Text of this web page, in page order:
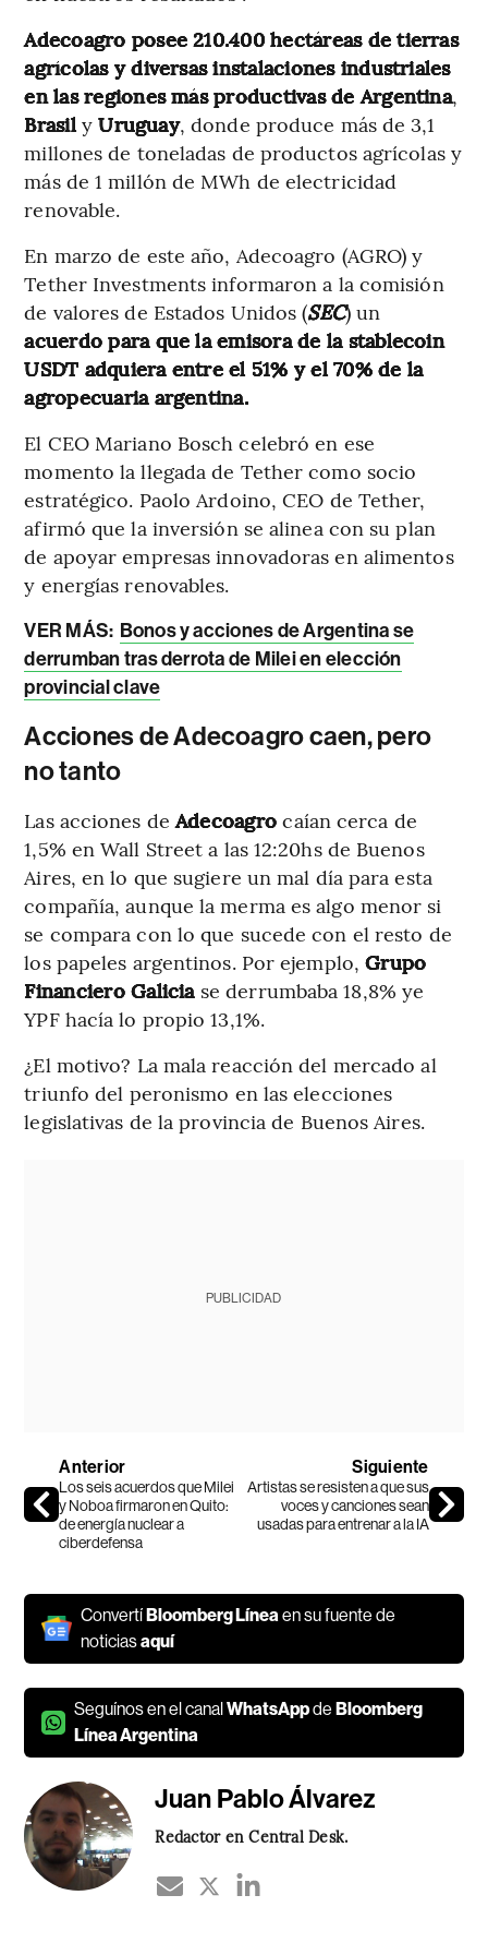
Adecoagro posee 210.400 hectáreas de tierras
agrícolas y diversas instalaciones industriales
en las regiones más productivas de Argentina,
BrasilyUruguay, donde produce más de 3,1
millones de toneladas de productos agrícolas y
más de 1 millón de MWh de electricidad
renovable.
En marzo de este año, Adecoagro (AGRO) y
Tether Investments informaron a la comisión
de valores de Estados Unidos (SEC) un
acuerdo para que la emisora de la stablecoin
USDT adquiera entre el 51% y el 70% de la
agropecuaria argentina.
El CEO Mariano Bosch celebró en ese
momento la llegada de Tether como socio
estratégico. Paolo Ardoino, CEO de Tether,
afirmó que la inversión se alinea con su plan
de apoyar empresas innovadoras en alimentos
y energías renovables.
VER MÁS: Bonos y acciones de Argentina se
derrumban tras derrota de Milei en elección
provincial clave
Acciones de Adecoagro caen, pero
no tanto
Las acciones deAdecoagrocaían cerca de
1,5% en Wall Street a las 12:20hs de Buenos
Aires, en lo que sugiere un mal día para esta
compañía, aunque la merma es algo menor si
se compara con lo que sucede con el resto de
los papeles argentinos. Por ejemplo,Grupo
Financiero Galicia se derrumbaba 18,8% ye
YPF hacía lo propio 13,1%.
¿El motivo? La mala reacción del mercado al
triunfo del peronismo en las elecciones
legislativas de la provincia de Buenos Aires.
PUBLICIDAD
Anterior
Los seis acuerdos que Milei
y Noboa firmaron en Quito:
de energía nuclear a
ciberdefensa
Siguiente
Artistas se resisten a que sus
voces y canciones sean
usadas para entrenar a la IA
ConvertíBloomberg Línea en su fuente de
noticiasaquí
Seguínos en el canalWhatsAppdeBloomberg
Línea Argentina
Juan Pablo Álvarez
Redactor en Central Desk.